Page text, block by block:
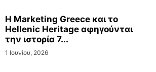
Η Marketing Greece και το
Hellenic Heritage αφηγούνται
την ιστορία 7...
1 Ιουνίου, 2026